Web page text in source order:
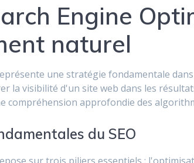
Engine
naturel
une stratégie fondamentale
la visibilité d'un site web dans les
compréhension approfondie des
du SEO